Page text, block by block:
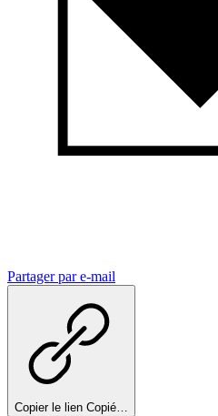
Partager par e-mail
Copier le lien Copié…